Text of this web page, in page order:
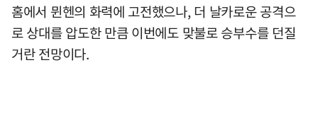
홈에서 뮌헨의 화력에 고전했으나, 더 날카로운 공격으
로 상대를 압도한 만큼 이번에도 맞불로 승부수를 던질
거란 전망이다.